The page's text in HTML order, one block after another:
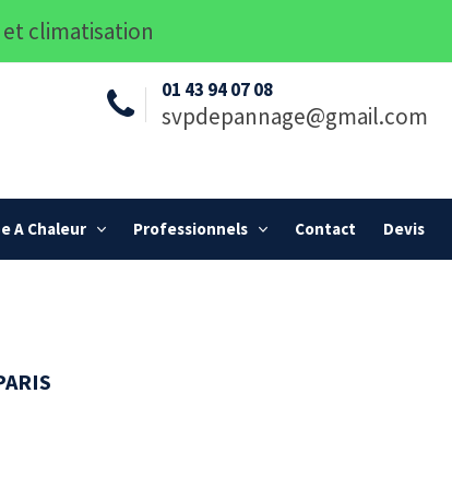
et climatisation
01 43 94 07 08
svpdepannage@gmail.com
A Chaleur Professionnels Contact Devis